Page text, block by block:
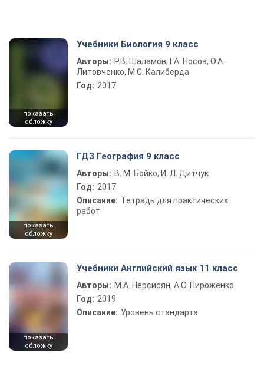
показать
обложку
Учебники Биология 9 класс
Авторы: Р.В. Шаламов, Г.А. Носов, О.А.
Литовченко, М.С. Калиберда
Год: 2017
показать
обложку
ГДЗ География 9 класс
Авторы: В. М. Бойко, И. Л. Дитчук
Год: 2017
Описание: Тетрадь для практических
работ
показать
обложку
Учебники Английский язык 11 класс
Авторы: М.А. Нерсисян, А.О. Пироженко
Год: 2019
Описание: Уровень стандарта